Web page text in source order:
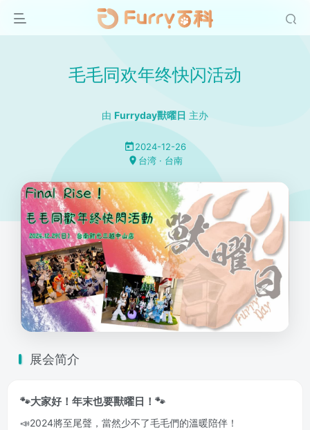
毛毛同欢年终快闪活动
由 Furryday獸曜日 主办
2024-12-26
台湾 · 台南
展会简介
🐾大家好！年末也要獸曜日！🐾
​📣2024將至尾聲，當然少不了毛毛們的溫暖陪伴！